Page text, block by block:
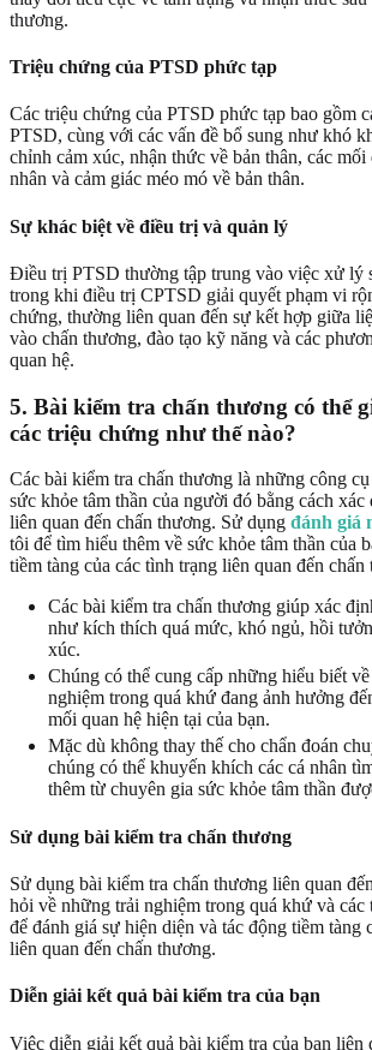
thương.
Triệu chứng của PTSD phức tạp
Các triệu chứng của PTSD phức tạp bao gồm
PTSD, cùng với các vấn đề bổ sung như khó
chỉnh cảm xúc, nhận thức về bản thân, các mối
nhân và cảm giác méo mó về bản thân.
Sự khác biệt về điều trị và quản lý
Điều trị PTSD thường tập trung vào việc xử lý
trong khi điều trị CPTSD giải quyết phạm vi
chứng, thường liên quan đến sự kết hợp giữa
vào chấn thương, đào tạo kỹ năng và các
quan hệ.
5. Bài kiểm tra chấn thương có thể
các triệu chứng như thế nào?
Các bài kiểm tra chấn thương là những công
sức khỏe tâm thần của người đó bằng cách
liên quan đến chấn thương. Sử dụng đánh giá
tôi để tìm hiểu thêm về sức khỏe tâm thần của
tiềm tàng của các tình trạng liên quan đến chấn
Các bài kiểm tra chấn thương giúp xác
như kích thích quá mức, khó ngủ, hồi
xúc.
Chúng có thể cung cấp những hiểu biết
nghiệm trong quá khứ đang ảnh hưởng
mối quan hệ hiện tại của bạn.
Mặc dù không thay thế cho chẩn đoán
chúng có thể khuyến khích các cá nhân
thêm từ chuyên gia sức khỏe tâm thần
Sử dụng bài kiểm tra chấn thương
Sử dụng bài kiểm tra chấn thương liên quan
hỏi về những trải nghiệm trong quá khứ và các
để đánh giá sự hiện diện và tác động tiềm tàng
liên quan đến chấn thương.
Diễn giải kết quả bài kiểm tra của bạn
Việc diễn giải kết quả bài kiểm tra của bạn liên